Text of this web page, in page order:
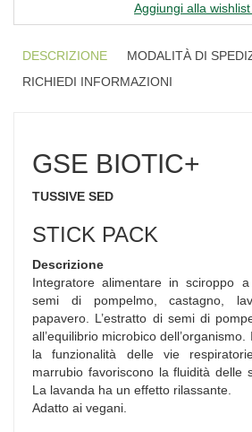
Aggiungi alla wishlist
DESCRIZIONE
MODALITÀ DI
RICHIEDI INFORMAZIONI
GSE BIOTIC+
TUSSIVE SED
STICK PACK
Descrizione
Integratore alimentare in sciroppo
semi di pompelmo, castagno,
papavero. L’estratto di semi di
all’equilibrio microbico
la funzionalità delle vie
marrubio favoriscono la fluidità delle
La lavanda ha un effetto rilassante.
Adatto ai vegani.